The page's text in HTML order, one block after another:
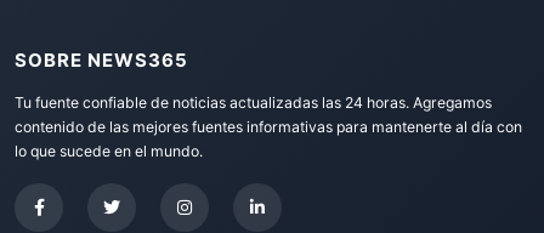
SOBRE NEWS365
Tu fuente confiable de noticias actualizadas las 24 horas. Agregamos
contenido de las mejores fuentes informativas para mantenerte al día con
lo que sucede en el mundo.